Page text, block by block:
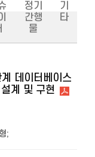
정기
간행
물
기
타
데이터베이스
계 및 구현
;